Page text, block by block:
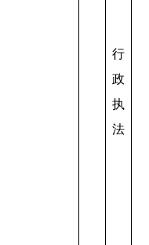
行
政
执
法